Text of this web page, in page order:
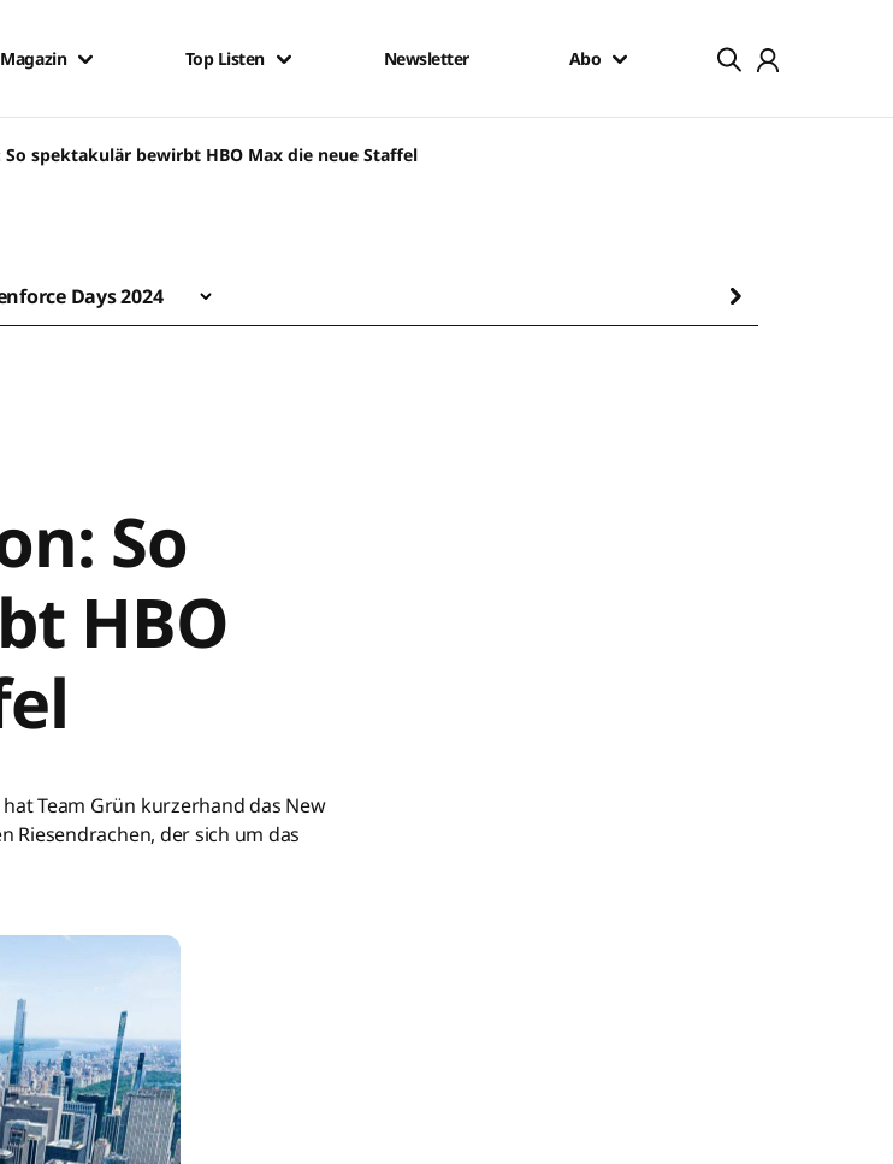
Magazin Top Listen Newsletter Abo
spektakulär bewirbt HBO Max die neue Staffel
Days 2024
So
HBO
Team Grün kurzerhand das New
Riesendrachen, der sich um das